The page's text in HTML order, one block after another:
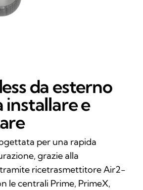
da esterno
installare e
per una rapida
grazie alla
ricetrasmettitore Air2-
le centrali Prime, PrimeX,